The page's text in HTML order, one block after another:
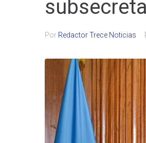
Por Redactor Trece Noticias